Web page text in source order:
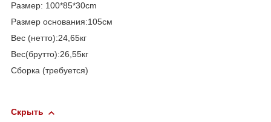
Размер: 100*85*30cm
Размер основания:105см
Вес (нетто):24,65кг
Вес(брутто):26,55кг
Сборка (требуется)
Скрыть